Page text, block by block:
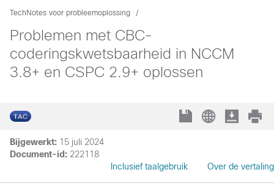
TechNotes voor probleemoplossing
Problemen met CBC-
coderingskwetsbaarheid in NCCM
3.8+ en CSPC 2.9+ oplossen
Bijgewerkt: 15 juli 2024
Document-id: 222118
Inclusief taalgebruik
Over de vertaling